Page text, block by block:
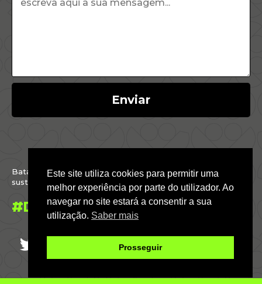
Batalhamos por um Brasil justo, inclusivo,
sustentável e conectado com o mundo.
#DáParaFazer
Enviar
Este site utiliza cookies para permitir uma
melhor experiência por parte do utilizador. Ao
navegar no site estará a consentir a sua
utilização. Saber mais
Prosseguir